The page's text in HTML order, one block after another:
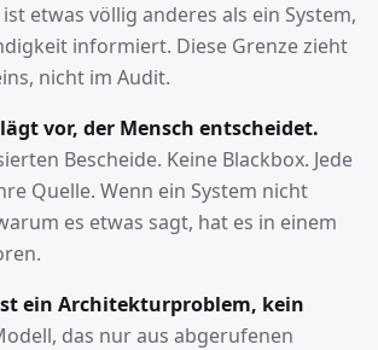
etwas völlig anderes als ein System,
informiert. Diese Grenze zieht
nicht im Audit.
vor, der Mensch entscheidet.
Bescheide. Keine Blackbox. Jede
Quelle. Wenn ein System nicht
es etwas sagt, hat es in einem
ein Architekturproblem, kein
das nur aus abgerufenen